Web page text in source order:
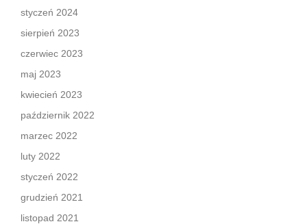
styczeń 2024
sierpień 2023
czerwiec 2023
maj 2023
kwiecień 2023
październik 2022
marzec 2022
luty 2022
styczeń 2022
grudzień 2021
listopad 2021